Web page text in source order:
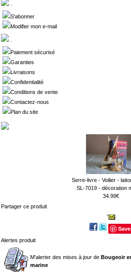
S'abonner
Modifier mon e-mail
Paiement sécurisé
Garanties
Livraisons
Confidentialité
Conditions de vente
Contactez-nous
Plan du site
Serre-livre - Voilier -
SL-7019 - décoration
34.99€
Partager ce produit
Save
Alertes produit
M'alerter des mises à jour de Bougeoir
marine